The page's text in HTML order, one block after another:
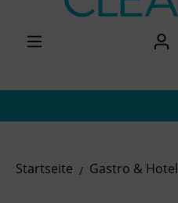
Startseite Gastro & Hotel